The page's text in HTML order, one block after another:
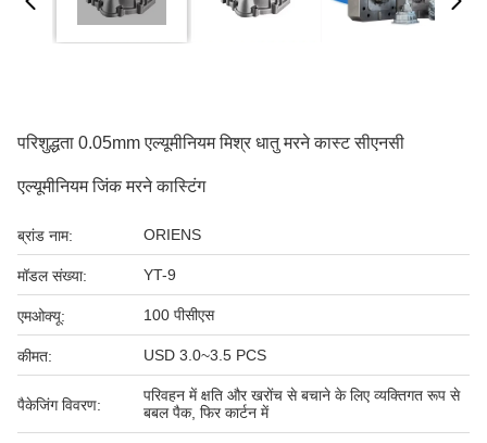
परिशुद्धता 0.05mm एल्यूमीनियम मिश्र धातु मरने कास्ट सीएनसी
एल्यूमीनियम जिंक मरने कास्टिंग
ब्रांड नाम: ORIENS
मॉडल संख्या: YT-9
एमओक्यू: 100 पीसीएस
कीमत: USD 3.0~3.5 PCS
पैकेजिंग विवरण:
परिवहन में क्षति और खरोंच से बचाने के लिए व्यक्तिगत रूप से
बबल पैक, फिर कार्टन में